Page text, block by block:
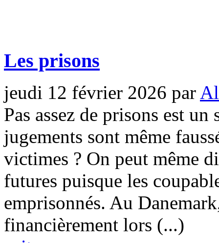
Les prisons
jeudi 12 février 2026 par
Pas assez de prisons est
jugements sont même
victimes ? On peut même
futures puisque les
emprisonnés. Au
financièrement lors (...)